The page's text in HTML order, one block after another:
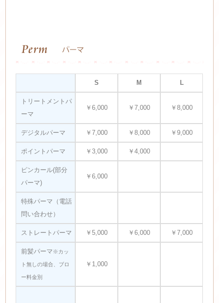
S M L
トリートメントパ
ーマ
￥6,000 ￥7,000 ￥8,000
デジタルパーマ ￥7,000 ￥8,000 ￥9,000
ポイントパーマ ￥3,000 ￥4,000
ピンカール(部分
パーマ)
￥6,000
特殊パーマ（電話
問い合わせ）
ストレートパーマ ￥5,000 ￥6,000 ￥7,000
前髪パーマ※カッ
ト無しの場合、ブロ
ー料金別
￥1,000